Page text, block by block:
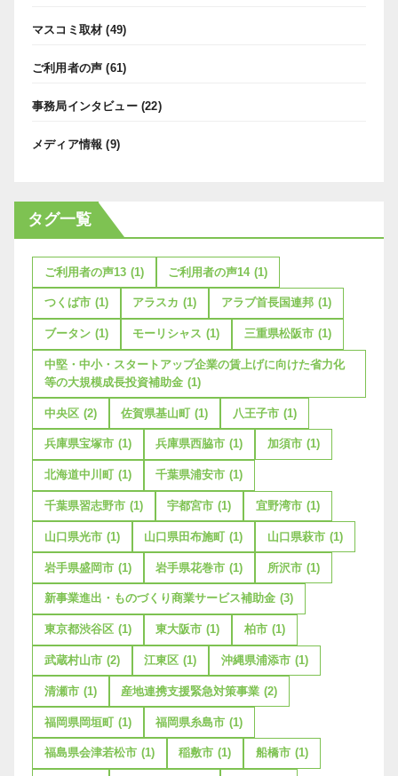
マスコミ取材 (49)
ご利用者の声 (61)
事務局インタビュー(22)
メディア情報 (9)
タグ一覧
ご利用者の声13 (1) ご利用者の声14 (1)
つくば市 (1) アラスカ (1) アラブ首長国連邦 (1)
ブータン (1) モーリシャス (1) 三重県松阪市 (1)
中堅・中小・スタートアップ企業の賃上げに向けた省力化
等の大規模成長投資補助金 (1)
中央区 (2) 佐賀県基山町 (1) 八王子市 (1)
兵庫県宝塚市 (1) 兵庫県西脇市 (1) 加須市 (1)
北海道中川町 (1) 千葉県浦安市 (1)
千葉県習志野市 (1) 宇都宮市 (1) 宜野湾市 (1)
山口県光市 (1) 山口県田布施町 (1) 山口県萩市 (1)
岩手県盛岡市 (1) 岩手県花巻市 (1) 所沢市 (1)
新事業進出・ものづくり商業サービス補助金 (3)
東京都渋谷区 (1) 東大阪市 (1) 柏市 (1)
武蔵村山市 (2) 江東区 (1) 沖縄県浦添市 (1)
清瀬市 (1) 産地連携支援緊急対策事業 (2)
福岡県岡垣町 (1) 福岡県糸島市 (1)
福島県会津若松市 (1) 稲敷市 (1) 船橋市 (1)